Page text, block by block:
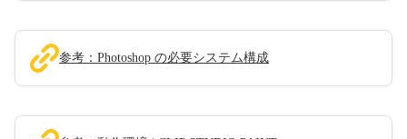
参考：Photoshop の必要システム構成